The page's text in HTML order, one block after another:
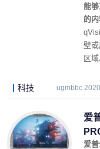
能
的内
壁
区域
科技 ugmbbc
爱
爱